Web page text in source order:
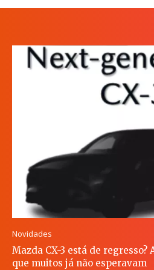
Novidades
Mazda CX-3 está de
que muitos já não esperavam